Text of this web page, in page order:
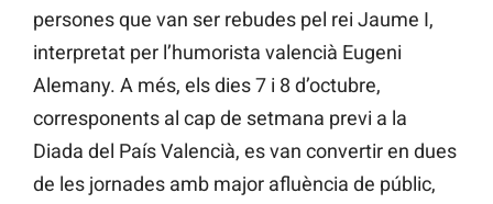
persones que van ser rebudes pel rei Jaume I,
interpretat per l’humorista valencià Eugeni
Alemany. A més, els dies 7 i 8 d’octubre,
corresponents al cap de setmana previ a la
Diada del País Valencià, es van convertir en dues
de les jornades amb major afluència de públic,